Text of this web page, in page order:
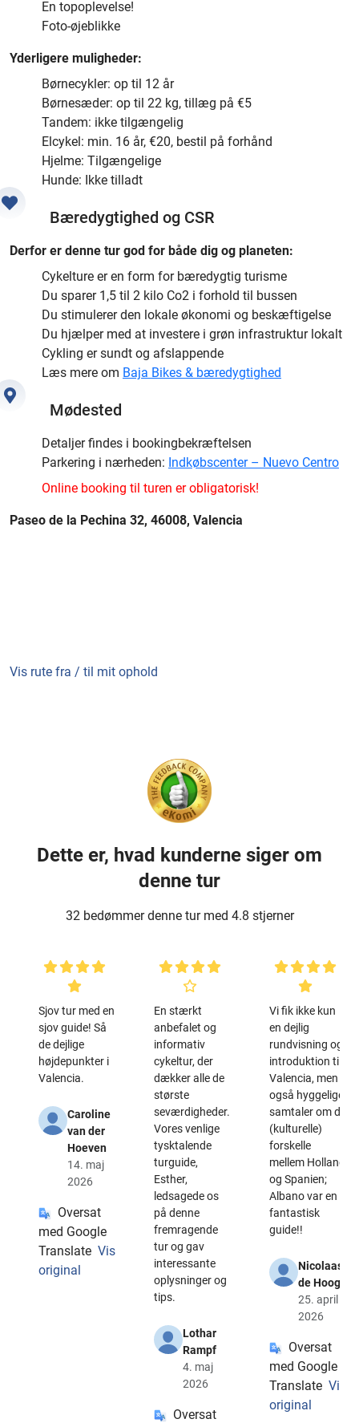
En topoplevelse!
Foto-øjeblikke
Yderligere muligheder:
Børnecykler: op til 12 år
Børnesæder: op til 22 kg, tillæg på €5
Tandem: ikke tilgængelig
Elcykel: min. 16 år, €20, bestil på forhånd
Hjelme: Tilgængelige
Hunde: Ikke tilladt
Bæredygtighed og CSR
Derfor er denne tur god for både dig og planeten:
Cykelture er en form for bæredygtig turisme
Du sparer 1,5 til 2 kilo Co2 i forhold til bussen
Du stimulerer den lokale økonomi og beskæftigelse
Du hjælper med at investere i grøn infrastruktur lokalt
Cykling er sundt og afslappende
Læs mere om Baja Bikes & bæredygtighed
Mødested
Detaljer findes i bookingbekræftelsen
Parkering i nærheden: Indkøbscenter – Nuevo Centro
Online booking til turen er obligatorisk!
Paseo de la Pechina 32, 46008, Valencia
Vis rute fra / til mit ophold
Dette er, hvad kunderne siger om
denne tur
32 bedømmer denne tur med 4.8 stjerner
Sjov tur med en
sjov guide! Så
de dejlige
højdepunkter i
Valencia.
Caroline
van der
Hoeven
14. maj
2026
Oversat
med Google
Translate Vis
original
En stærkt
anbefalet og
informativ
cykeltur, der
dækker alle de
største
seværdigheder.
Vores venlige
tysktalende
turguide,
Esther,
ledsagede os
på denne
fremragende
tur og gav
interessante
oplysninger og
tips.
Lothar
Rampf
4. maj
2026
Oversat
Vi fik ikke kun
en dejlig
rundvisning og
introduktion til
Valencia, men
også hyggelige
samtaler om de
(kulturelle)
forskelle
mellem Holland
og Spanien;
Albano var en
fantastisk
guide!!
Nicolaas
de Hoog
25. april
2026
Oversat
med Google
Translate Vis
original